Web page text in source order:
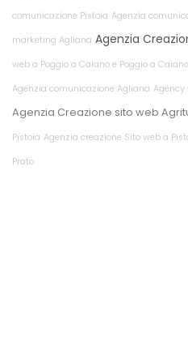
comunicazione Pistoia Agenzia
marketing Agliana Agenzia
web a Poggio a Caiano e Poggio a Caiano
Agenzia comunicazione Agliana Agency
Agenzia Creazione sito web
Pistoia Agenzia creazione Sito web a
Prato